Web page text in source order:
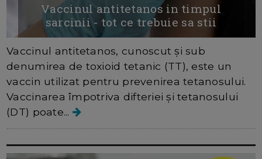
Vaccinul antitetanos in timpul
sarcinii - tot ce trebuie sa stii
Vaccinul antitetanos, cunoscut și sub
denumirea de toxioid tetanic (TT), este un
vaccin utilizat pentru prevenirea tetanosului.
Vaccinarea împotriva difteriei și tetanosului
(DT) poate...